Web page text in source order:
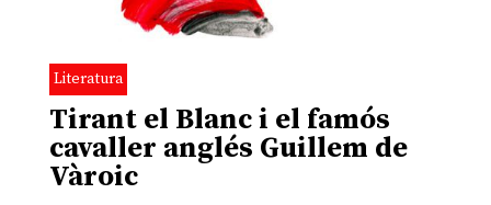
Literatura
Tirant el Blanc i el famós
cavaller anglés Guillem de
Vàroic